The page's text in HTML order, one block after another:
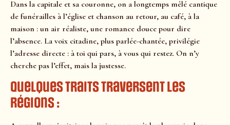
Dans la capitale et sa couronne, on a longtemps mêlé cantique
de funérailles à l’église et chanson au retour, au café, à la
maison : un air réaliste, une romance douce pour dire
l’absence. La voix citadine, plus parlée-chantée, privilégie
l’adresse directe : à toi qui pars, à vous qui restez. On n’y
cherche pas l’effet, mais la justesse.
Quelques traits traversent les
régions :